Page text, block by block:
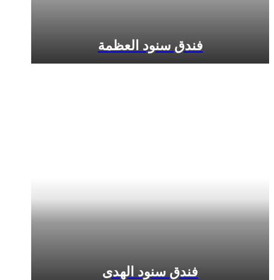
فندق سنود العظمة
فندق سنود الهدى